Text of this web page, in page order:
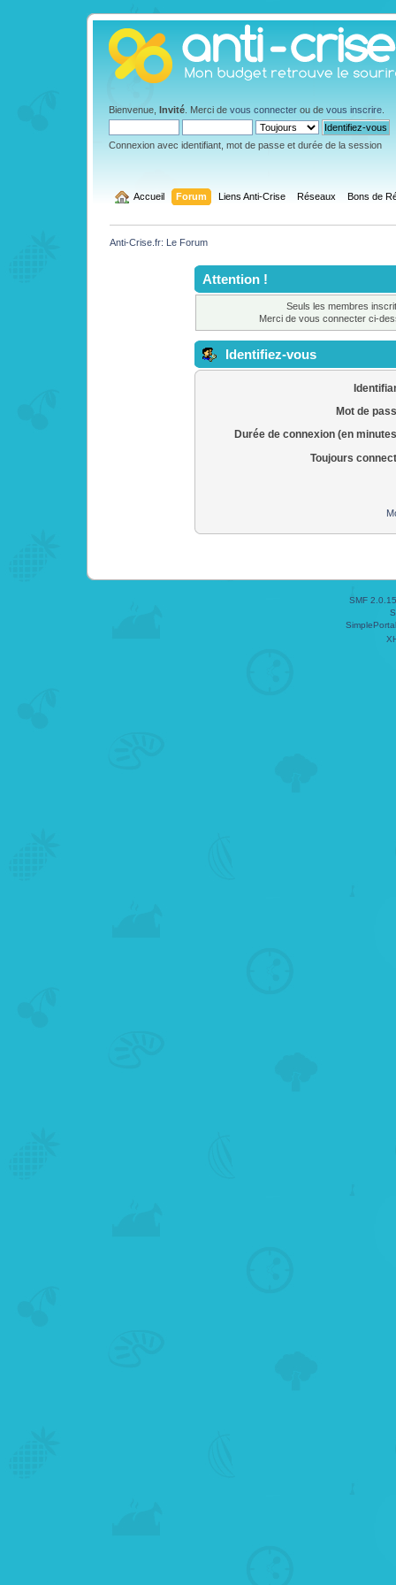
Bienvenue, Invité . Merci de vous connecter ou de vous inscrire
Connexion avec identifiant, mot de passe et durée de la session
Accueil Forum Liens Anti-Crise Réseaux Bons de
Anti-Crise.fr: Le Forum
Attention !
Seuls les membres
Merci de vous connecter ci-
Identifiez-vous
Mot de
Durée de connexion (en
Toujours
SMF 2.0.15